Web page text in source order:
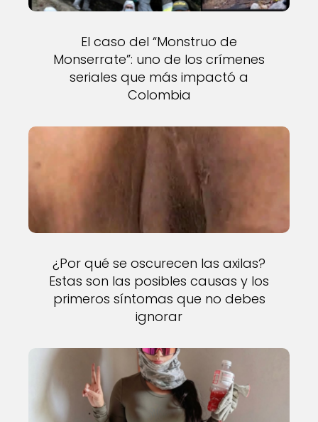
El caso del “Monstruo de
Monserrate”: uno de los crímenes
seriales que más impactó a
Colombia
¿Por qué se oscurecen las axilas?
Estas son las posibles causas y los
primeros síntomas que no debes
ignorar